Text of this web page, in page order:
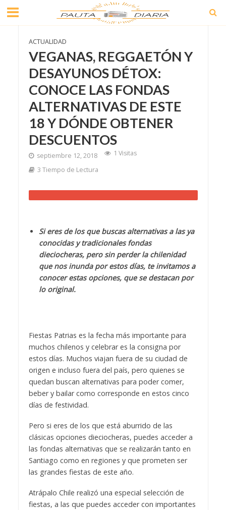
ACTUALIDAD
VEGANAS, REGGAETÓN Y
DESAYUNOS DÉTOX:
CONOCE LAS FONDAS
ALTERNATIVAS DE ESTE
18 Y DÓNDE OBTENER
DESCUENTOS
septiembre 12, 2018
1 Visitas
3 Tiempo de Lectura
Si eres de los que buscas alternativas a las ya
conocidas y tradicionales fondas
dieciocheras, pero sin perder la chilenidad
que nos inunda por estos días, te invitamos a
conocer estas opciones, que se destacan por
lo original.
Fiestas Patrias es la fecha más importante para
muchos chilenos y celebrar es la consigna por
estos días. Muchos viajan fuera de su ciudad de
origen e incluso fuera del país, pero quienes se
quedan buscan alternativas para poder comer,
beber y bailar como corresponde en estos cinco
días de festividad.
Pero si eres de los que está aburrido de las
clásicas opciones dieciocheras, puedes acceder a
las fondas alternativas que se realizarán tanto en
Santiago como en regiones y que prometen ser
las grandes fiestas de este año.
Atrápalo Chile realizó una especial selección de
fiestas, a las que puedes acceder con importantes